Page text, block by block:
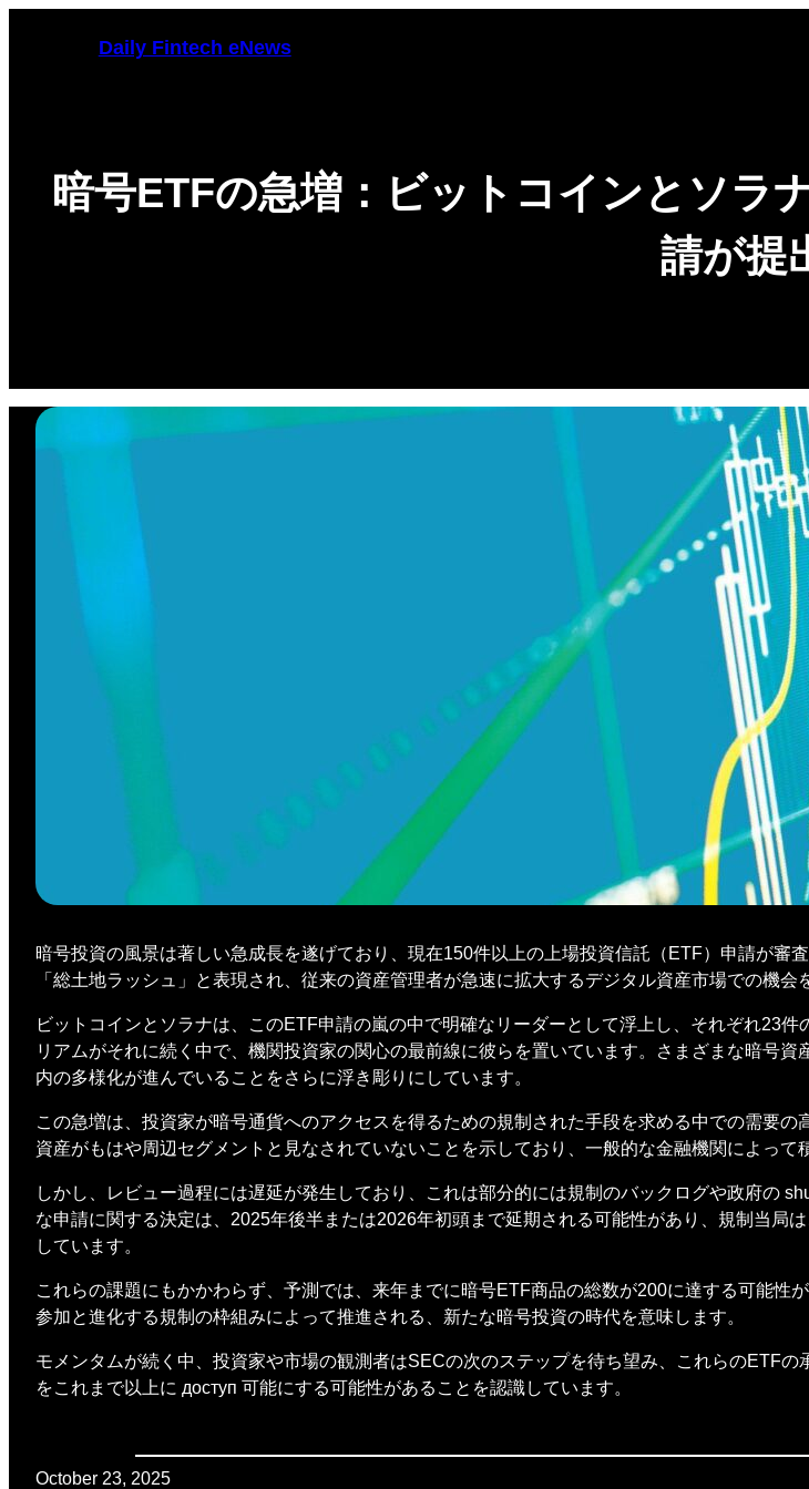
Daily Fintech eNews
暗号ETFの急増：ビットコインとソラ
請が提
暗号投資の風景は著しい急成長を遂げており、現在150件以上の上場投資信託（ETF）申請が審
「総土地ラッシュ」と表現され、従来の資産管理者が急速に拡大するデジタル資産市場での機会
ビットコインとソラナは、このETF申請の嵐の中で明確なリーダーとして浮上し、それぞれ23
リアムがそれに続く中で、機関投資家の関心の最前線に彼らを置いています。さまざまな暗号
内の多様化が進んでいることをさらに浮き彫りにしています。
この急増は、投資家が暗号通貨へのアクセスを得るための規制された手段を求める中での需要
資産がもはや周辺セグメントと見なされていないことを示しており、一般的な金融機関によって
しかし、レビュー過程には遅延が発生しており、これは部分的には規制のバックログや政府の
な申請に関する決定は、2025年後半または2026年初頭まで延期される可能性があり、規制当局
しています。
これらの課題にもかかわらず、予測では、来年までに暗号ETF商品の総数が200に達する可能性
参加と進化する規制の枠組みによって推進される、新たな暗号投資の時代を意味します。
モメンタムが続く中、投資家や市場の観測者はSECの次のステップを待ち望み、これらのETF
をこれまで以上に доступ 可能にする可能性があることを認識しています。
October 23, 2025